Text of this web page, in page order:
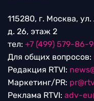
115280, г. Москва,
д. 26, этаж 2
тел: +7 (499) 579-86-
Для общих вопросов:
Редакция RTVI:
Маркетинг/PR:
Реклама RTVI: adv-